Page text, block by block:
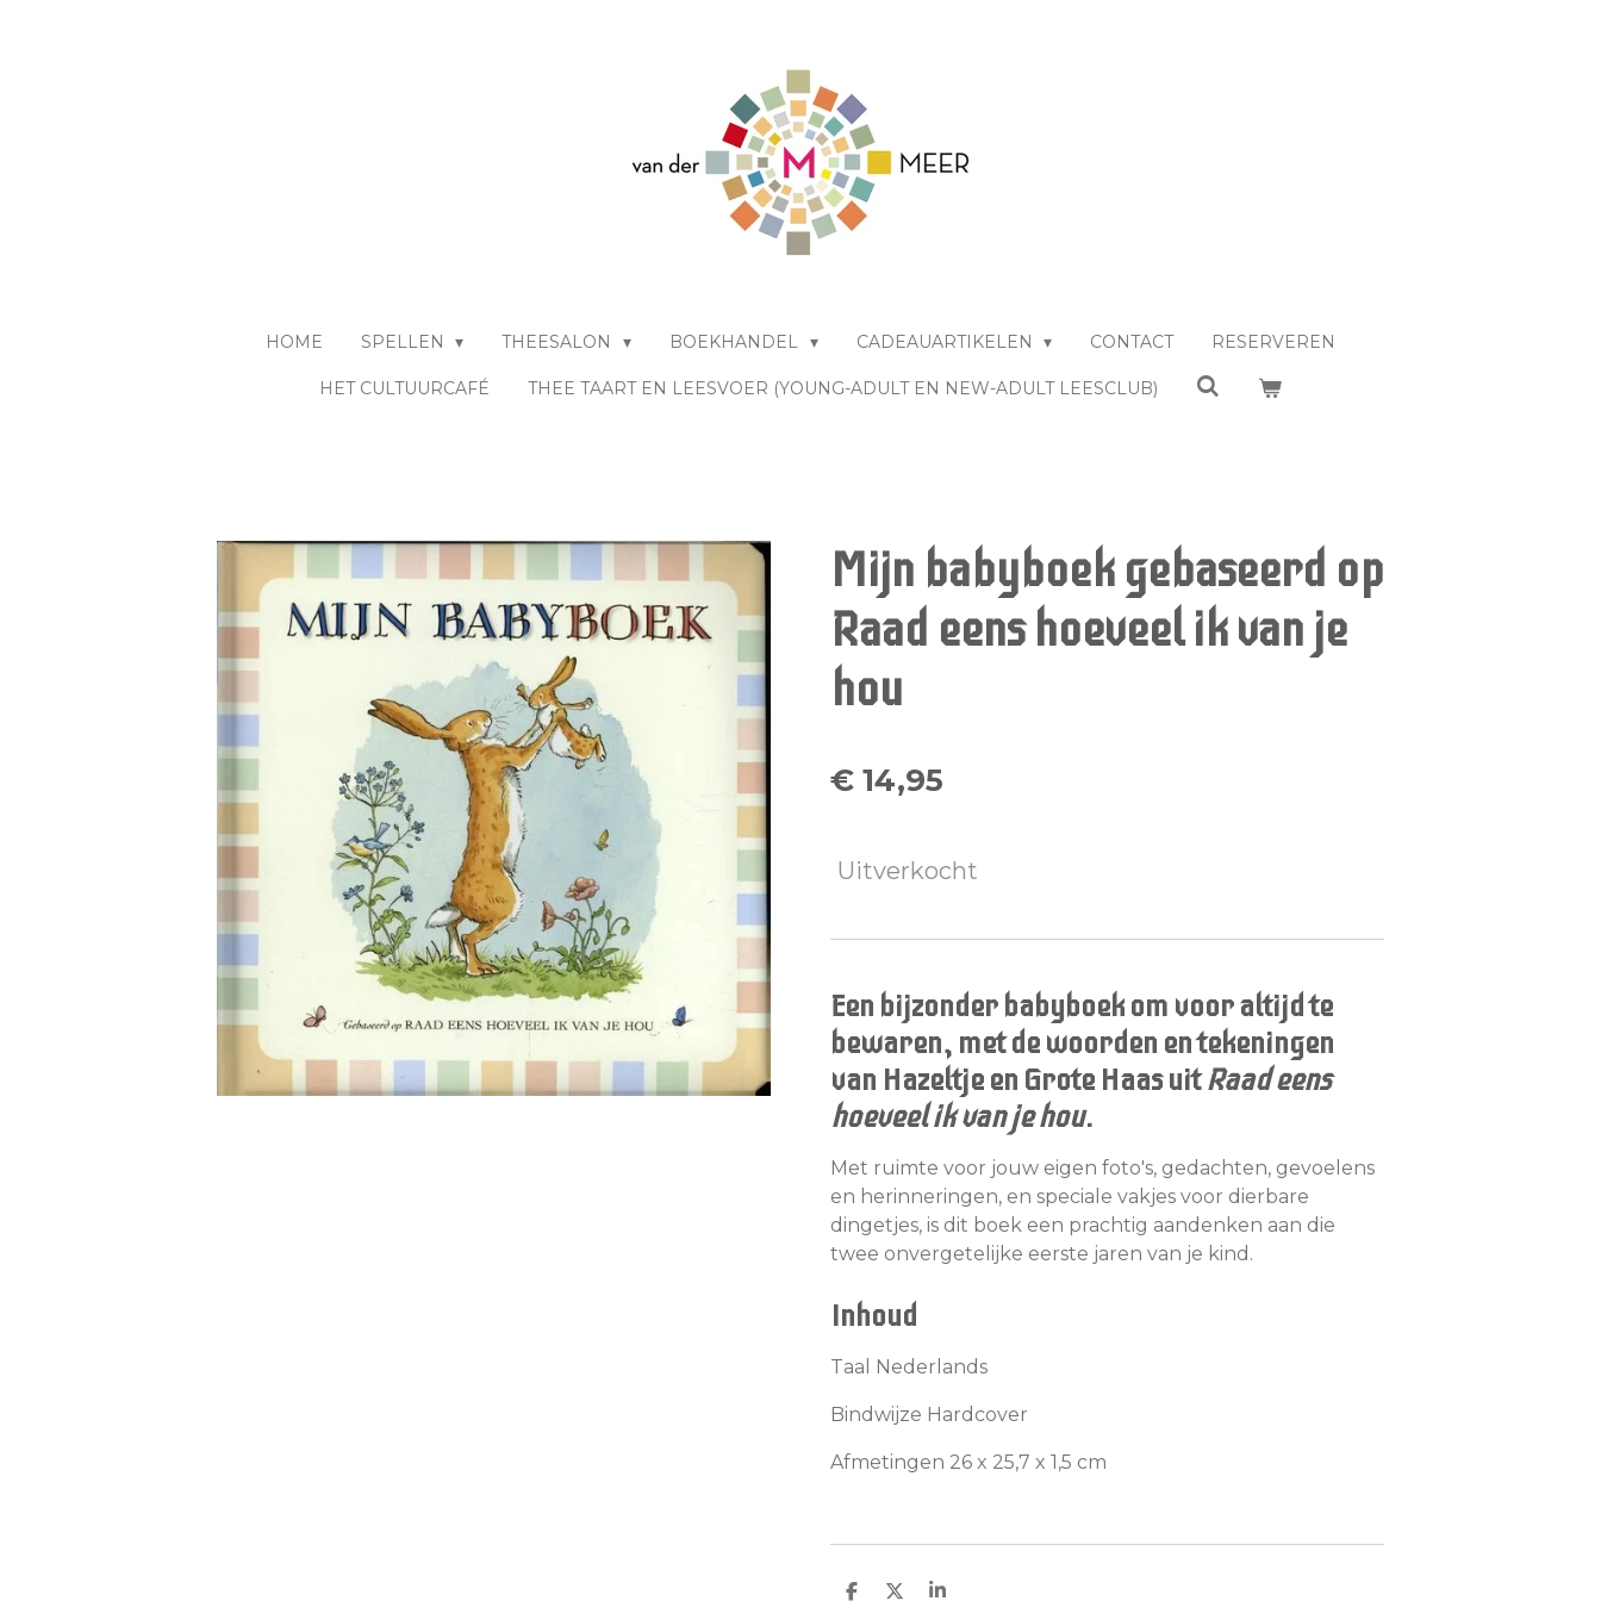
HOME SPELLEN THEESALON BOEKHANDEL CADEAUARTIKELEN CONTACT RESERVEREN
HET CULTUURCAFÉ THEE TAART EN LEESVOER (YOUNG-ADULT EN NEW-ADULT LEESCLUB)
Mijn babyboek gebaseerd op
Raad eens hoeveel ik van je
hou
€ 14,95
Uitverkocht
Een bijzonder babyboek om voor altijd te
bewaren, met de woorden en tekeningen
van Hazeltje en Grote Haas uitRaad eens
hoeveel ik van je hou.
Met ruimte voor jouw eigen foto's, gedachten, gevoelens
en herinneringen, en speciale vakjes voor dierbare
dingetjes, is dit boek een prachtig aandenken aan die
twee onvergetelijke eerste jaren van je kind.
Inhoud
Taal Nederlands
Bindwijze Hardcover
Afmetingen 26 x 25,7 x 1,5 cm